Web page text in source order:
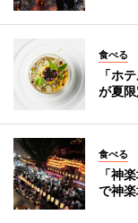
食べる
「ホ
が夏
食べる
「神
で神